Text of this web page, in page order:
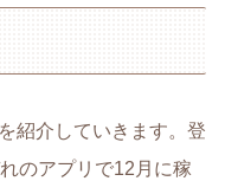
紹介していきます。登
のアプリで12月に稼